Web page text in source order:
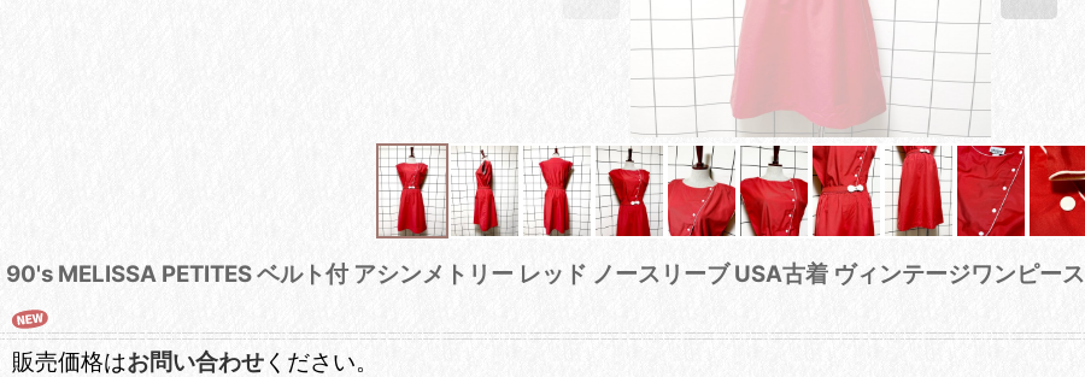
90's MELISSA PETITES ベルト付 アシンメトリー レッド ノースリーブ USA古着 ヴィンテージワンピース
販売価格はお問い合わせ ください。